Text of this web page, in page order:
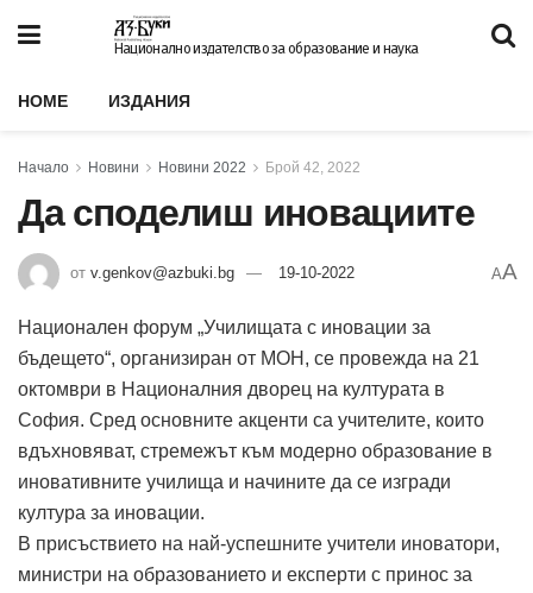
Национално издателство за образование и наука
HOME ИЗДАНИЯ
Начало Новини Новини 2022 Брой 42, 2022
Да споделиш иновациите
от v.genkov@azbuki.bg 19-10-2022 AA
Национален форум „Училищата с иновации за
бъдещето“, организиран от МОН, се провежда на 21
октомври в Националния дворец на културата в
София. Сред основните акценти са учителите, които
вдъхновяват, стремежът към модерно образование в
иновативните училища и начините да се изгради
култура за иновации.
В присъствието на най-успешните учители иноватори,
министри на образованието и експерти с принос за